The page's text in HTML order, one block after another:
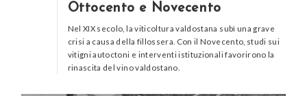
Ottocento e Novecento
Nel XIX secolo, la viticoltura valdostana subì una grave
crisi a causa della fillossera. Con il Novecento, studi sui
vitigni autoctoni e interventi istituzionali favorirono la
rinascita del vino valdostano.